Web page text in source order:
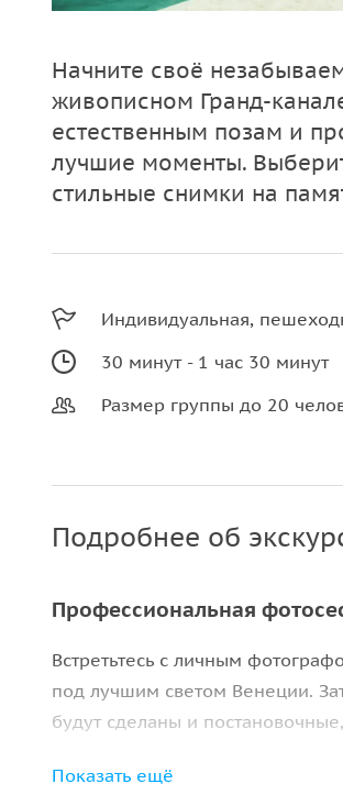
Начните своё
живописном Гранд-
естественным позам и
лучшие моменты.
стильные снимки на
Индивидуальная,
30 минут - 1 час 30 минут
Размер группы до 20
Подробнее об
Профессиональная
Встретьтесь с личным
под лучшим светом Венеции.
будут сделаны и
Выбор удобного пакета и
Показать ещё